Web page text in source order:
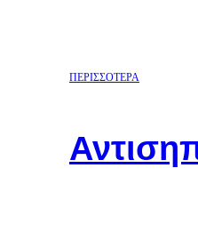
ΠΕΡΙΣΣΟΤΕΡΑ